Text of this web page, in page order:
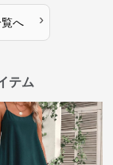
へ ›
テム